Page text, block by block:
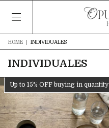
HOME INDIVIDUALES
INDIVIDUALES
Up to 15% OFF buying in quantity